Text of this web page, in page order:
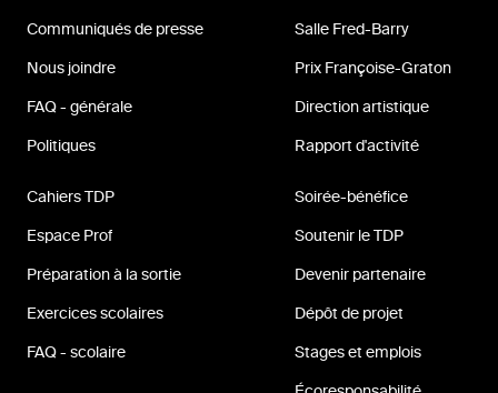
Communiqués de presse
Nous joindre
FAQ - générale
Politiques
Salle Fred-Barry
Prix Françoise-Graton
Direction artistique
Rapport d'activité
Cahiers TDP
Espace Prof
Préparation à la sortie
Exercices scolaires
FAQ - scolaire
Soirée-bénéfice
Soutenir le TDP
Devenir partenaire
Dépôt de projet
Stages et emplois